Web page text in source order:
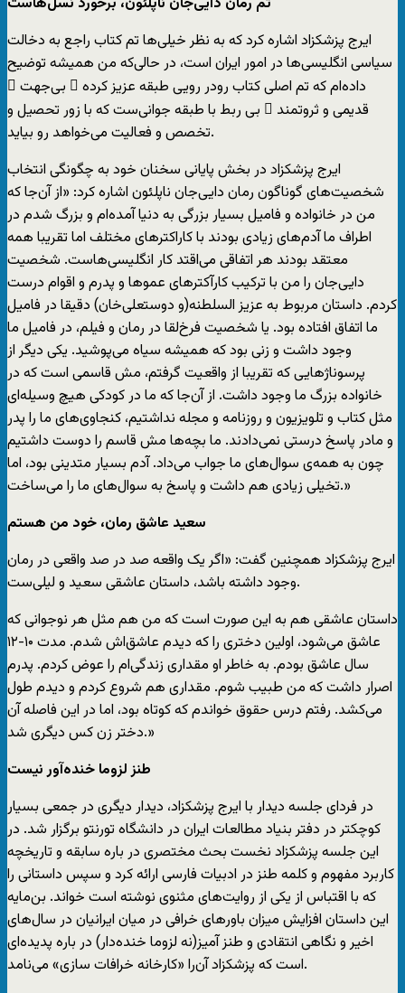
ایرج پزشکزاد اشاره کرد که به نظر خیلی‌ها تم کتاب راجع به دخالت
سیاسی انگلیسی‌ها در امور ایران است، در حالی‌که من همیشه توضیح
داده‌ام که تم اصلی کتاب رودر رویی طبقه عزیز کرده ِ بی‌جهت ِ
قدیمی و ثروتمند ِ بی ربط با طبقه جوانی‌ست که با زور تحصیل و
تخصص و فعالیت می‌خواهد رو بیاید.
ایرج پزشکزاد در بخش پایانی سخنان خود به چگونگی انتخاب
شخصیت‌های گوناگون رمان دایی‌جان ناپلئون اشاره کرد: «از آن‌جا که
من در خانواده و فامیل بسیار بزرگی به دنیا آمده‌ام و بزرگ شدم در
اطراف ما آدم‌های زیادی بودند با کاراکترهای مختلف اما تقریبا همه
معتقد بودند هر اتفاقی می‌اقتد کار انگلیسی‌هاست. شخصیت
دایی‌جان را من با ترکیب کارآکترهای عموها و پدرم و اقوام درست
کردم. داستان مربوط به عزیز السلطنه(و دوستعلی‌خان) دقیقا در فامیل
ما اتفاق افتاده بود. یا شخصیت فرخ‌لقا در رمان و فیلم، در فامیل ما
وجود داشت و زنی بود که همیشه سیاه می‌پوشید. یکی دیگر از
پرسوناژهایی که تقریبا از واقعیت گرفتم، مش قاسمی است که در
خانواده بزرگ ما وجود داشت. از آن‌جا که ما در کودکی هیچ وسیله‌ای
مثل کتاب و تلویزیون و روزنامه و مجله نداشتیم، کنجاوی‌های ما را پدر
و مادر پاسخ درستی نمی‌دادند. ما بچه‌ها مش قاسم را دوست داشتیم
چون به همه‌ی سوال‌های ما جواب می‌داد. آدم بسیار متدینی بود، اما
تخیلی زیادی هم داشت و پاسخ به سوال‌های ما را می‌ساخت.»
سعید عاشق رمان، خود من هستم
ایرج پزشکزاد همچنین گفت: «اگر یک واقعه صد در صد واقعی در رمان
وجود داشته باشد، داستان عاشقی سعید و لیلی‌ست.
داستان عاشقی هم به این صورت است که من هم مثل هر نوجوانی که
عاشق می‌شود، اولین دختری را که دیدم عاشق‌اش شدم. مدت ۱۰-۱۲
سال عاشق بودم. به خاطر او مقداری زندگی‌ام را عوض کردم. پدرم
اصرار داشت که من طبیب شوم. مقداری هم شروع کردم و دیدم طول
می‌کشد. رفتم درس حقوق خواندم که کوتاه بود، اما در این فاصله آن
دختر زن کس دیگری شد.»
طنز لزوما خنده‌آور نیست
در فردای جلسه دیدار با ایرج پزشکزاد، دیدار دیگری در جمعی بسیار
کوچکتر در دفتر بنیاد مطالعات ایران در دانشگاه تورنتو برگزار شد. در
این جلسه پزشکزاد نخست بحث مختصری در باره سابقه و تاریخچه
کاربرد مفهوم و کلمه طنز در ادبیات فارسی ارائه کرد و سپس داستانی را
که با اقتباس از یکی از روایت‌های مثنوی نوشته است خواند. بن‌مایه
این داستان افزایش میزان باورهای خرافی در میان ایرانیان در سال‌های
اخیر و نگاهی انتقادی و طنز آمیز(نه لزوما خنده‌دار) در باره پدیده‌ای
است که پزشکزاد آن‌را «کارخانه خرافات سازی» می‌نامد.